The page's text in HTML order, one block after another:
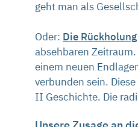
geht man als
Oder: Die
absehbaren
einem neuen
verbunden sein.
II Geschichte. Die